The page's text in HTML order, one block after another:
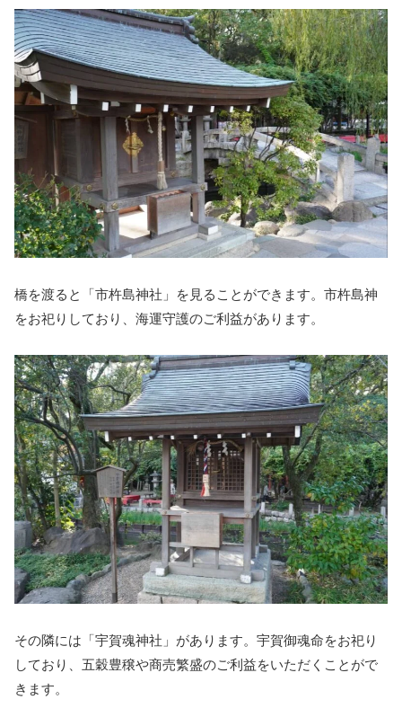
橋を渡ると「市杵島神社」を見ることができます。市杵島神
をお祀りしており、海運守護のご利益があります。
その隣には「宇賀魂神社」があります。宇賀御魂命をお祀り
しており、五穀豊穣や商売繁盛のご利益をいただくことがで
きます。